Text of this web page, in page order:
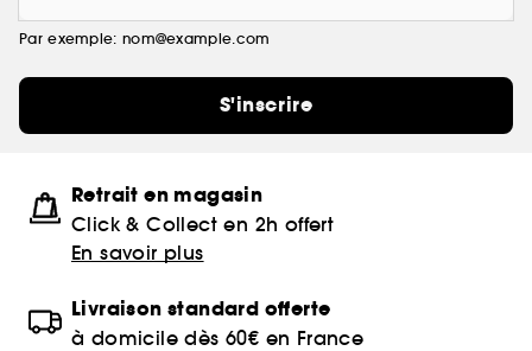
Par exemple: nom@example.com
S'inscrire
Retrait en magasin
Click & Collect en 2h offert
En savoir plus
Livraison standard offerte
à domicile dès 60€ en France